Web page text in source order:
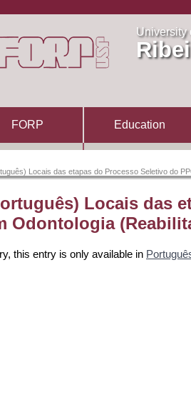
University
FORP Education
Locais das etapas do Processo Seletivo do
Locais das
Odontologia
this entry is only available in